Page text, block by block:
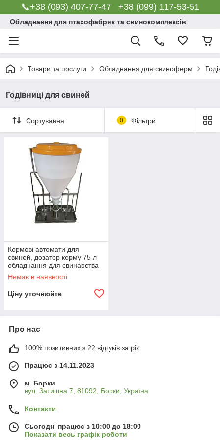
📞+38 (093) 407-77-47 +38 (099) 117-53-51
Обладнання для птахофабрик та свинокомплексів
Товари та послуги Обладнання для свиноферм
Годівниці для свиней
Сортування 0 Фільтри
Кормові автомати для
свиней, дозатор корму 75 л
обладнання для свинарства
Немає в наявності
Ціну уточнюйте
Про нас
100% позитивних з 22 відгуків за рік
Працює з 14.11.2023
м. Борки
вул. Затишна 7, 81092, Борки, Україна
Контакти
Сьогодні працює з 10:00 до 18:00
Показати весь графік роботи